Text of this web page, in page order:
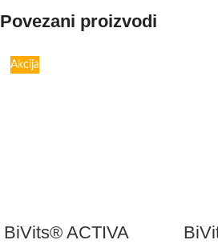
Povezani proizvodi
Akcija
BiVits® ACTIVA